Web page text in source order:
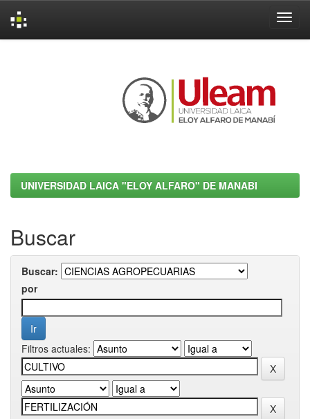
UNIVERSIDAD LAICA "ELOY ALFARO" DE MANABI
Buscar
Buscar:
por
Filtros actuales: